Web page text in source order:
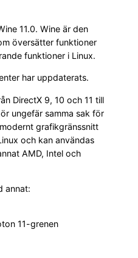
11.0. Wine är den
översätter funktioner
funktioner i Linux.
har uppdaterats.
DirectX 9, 10 och 11 till
ungefär samma sak för
grafikgränssnitt
och kan användas
AMD, Intel och
annat:
11-grenen